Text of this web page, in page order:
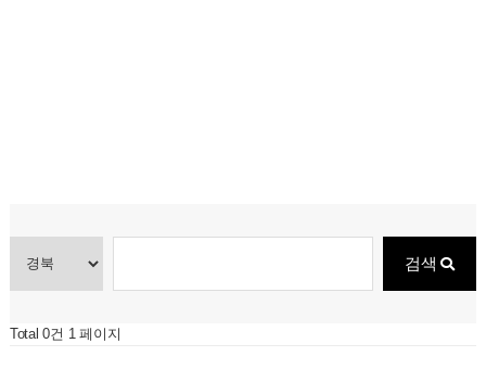
검색
Total 0건 1 페이지